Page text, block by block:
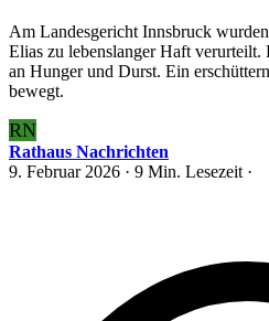
Am Landesgericht Innsbruck
Elias zu lebenslanger Haft
an Hunger und Durst. Ein
bewegt.
RN
Rathaus Nachrichten
9. Februar 2026 · 9 Min. Lesezeit ·